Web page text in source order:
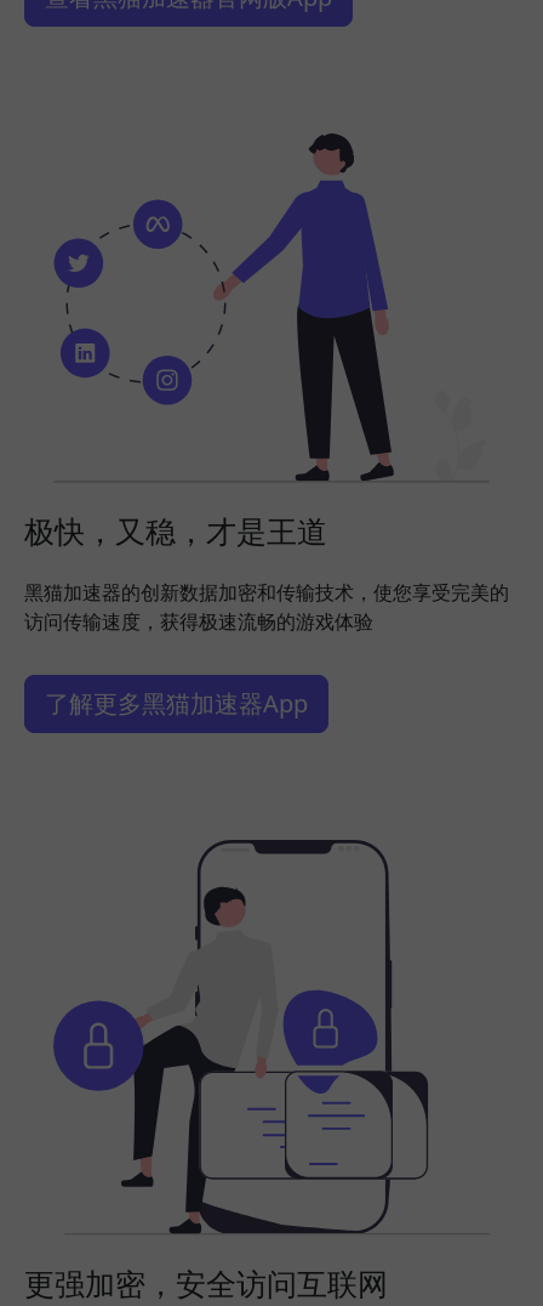
极快，又稳，才是王道
黑猫加速器的创新数据加密和传输技术，使您享受完美的
访问传输速度，获得极速流畅的游戏体验
了解更多黑猫加速器App
更强加密，安全访问互联网